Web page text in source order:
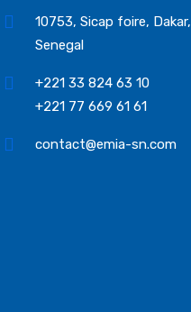
10753, Sicap foire, Dakar,
Senegal
+221 33 824 63 10
+221 77 669 61 61
contact@emia-sn.com